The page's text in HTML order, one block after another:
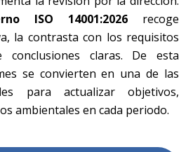
ISO 14001:2026 recoge
la contrasta con los requisitos
conclusiones claras. De esta
se convierten en una de las
para actualizar objetivos,
ambientales en cada periodo.